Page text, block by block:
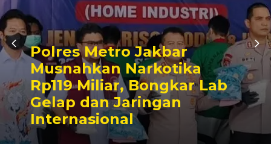
Jean Calvijn Buktikan
Kinerja Polrestabes
Medan, 906 Tersangka
Ditangkap